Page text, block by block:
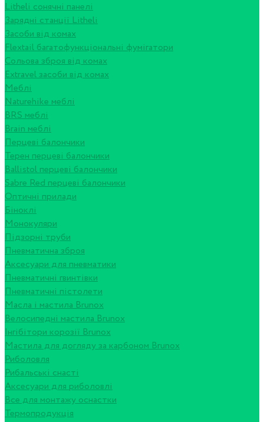
Litheli сонячні панелі
Зарядні станції Litheli
Засоби від комах
Flextail багатофункціональні фумігатори
Сольова зброя від комах
Extravel засоби від комах
Меблі
Naturehike меблі
BRS меблі
Brain меблі
Перцеві балончики
Терен перцеві балончики
Ballistol перцеві балончики
Sabre Red перцеві балончики
Оптичні прилади
Біноклі
Монокуляри
Підзорні труби
Пневматична зброя
Аксесуари для пневматики
Пневматичні гвинтівки
Пневматичні пістолети
Масла і мастила Brunox
Велосипедні мастила Brunox
Інгібітори корозії Brunox
Мастила для догляду за карбоном Brunox
Риболовля
Рибальські снасті
Аксесуари для риболовлі
Все для монтажу оснастки
Термопродукція